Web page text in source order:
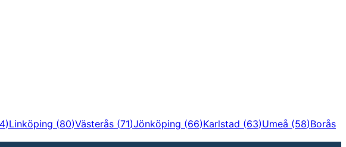
)Linköping (80)Västerås (71)Jönköping (66)Karlstad (63)Umeå (58)Borås